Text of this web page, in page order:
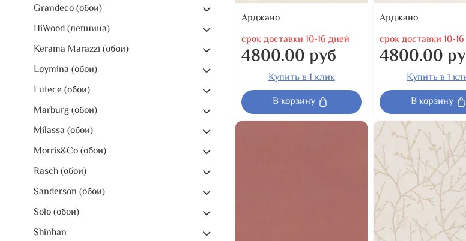
Арджано
срок доставки 10-16 дней
4800.00 руб
Купить в 1 клик
В корзину
Арджано
срок доставки 10-
4800.00
Купить в 1
В корзину
Grandeco (обои)
HiWood (лепнина)
Kerama Marazzi (обои)
Loymina (обои)
Lutece (обои)
Marburg (обои)
Milassa (обои)
Morris&Co (обои)
Rasch (обои)
Sanderson (обои)
Solo (обои)
Shinhan